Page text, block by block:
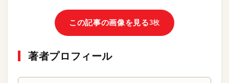
この記事の画像を見る3枚
著者プロフィール